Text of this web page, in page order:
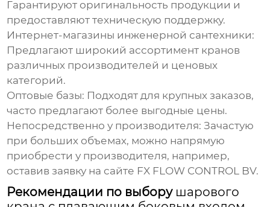
Гарантируют оригинальность продукции и
предоставляют техническую поддержку.
Интернет-магазины инженерной сантехники:
Предлагают широкий ассортимент кранов
различных производителей и ценовых
категорий.
Оптовые базы: Подходят для крупных заказов,
часто предлагают более выгодные цены.
Непосредственно у производителя: Зачастую
при больших объемах, можно напрямую
приобрести у производителя, например,
оставив заявку на сайте FX FLOW CONTROL BV.
Рекомендации по выбору шарового